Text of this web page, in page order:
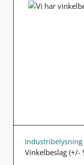
Industribelysning
Vinkelbeslag (+/-